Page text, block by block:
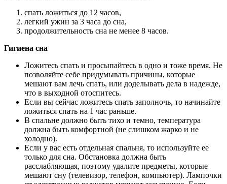
спать ложиться до 12 часов,
легкий ужин за 3 часа до сна,
продолжительность сна не менее 8 часов.
Гигиена сна
Ложитесь спать и просыпайтесь в одно и тоже время. Не
позволяйте себе придумывать причины, которые
мешают вам лечь спать, или доделывать дела в надежде,
что в выходной отоспитесь.
Если вы сейчас ложитесь спать заполночь, то начинайте
ложиться спать на 1 час раньше.
В спальне должно быть тихо и темно, температура
должна быть комфортной (не слишком жарко и не
холодно).
Если у вас есть отдельная спальня, то используйте ее
только для сна. Обстановка должна быть
расслабляющая, поэтому удалите предметы, которые
мешают сну (телевизор, телефон, компьютер). Лампочки